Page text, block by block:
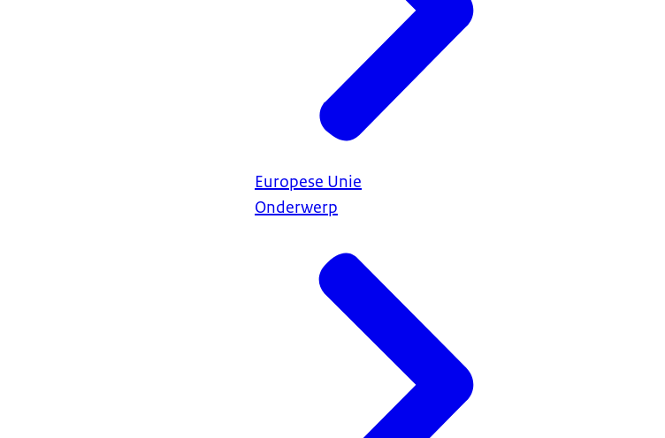
Europese Unie
Onderwerp